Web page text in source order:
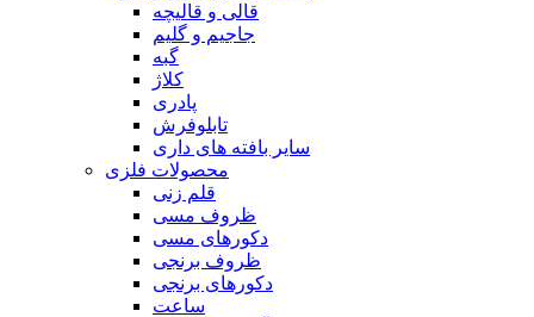
قالی و قالیچه
جاجیم و گلیم
گبه
کلاژ
پادری
تابلوفرش
سایر بافته های داری
محصولات فلزی
قلم زنی
ظروف مسی
دکورهای مسی
ظروف برنجی
دکورهای برنجی
ساعت